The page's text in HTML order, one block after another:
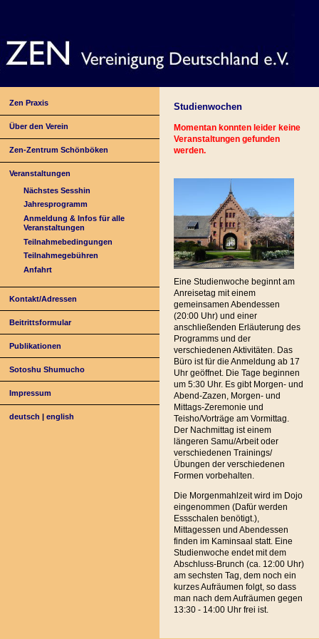
Zen Praxis
Über den Verein
Zen-Zentrum Schönböken
Veranstaltungen
Nächstes Sesshin
Jahresprogramm
Anmeldung & Infos für alle
Veranstaltungen
Teilnahmebedingungen
Teilnahmegebühren
Anfahrt
Kontakt/Adressen
Beitrittsformular
Publikationen
Sotoshu Shumucho
Impressum
deutsch |english
Studienwochen
Momentan konnten leider keine
Veranstaltungen gefunden
werden.
Eine Studienwoche beginnt am
Anreisetag mit einem
gemeinsamen Abendessen
(20:00 Uhr) und einer
anschließenden Erläuterung des
Programms und der
verschiedenen Aktivitäten. Das
Büro ist für die Anmeldung ab 17
Uhr geöffnet. Die Tage beginnen
um 5:30 Uhr. Es gibt Morgen- und
Abend-Zazen, Morgen- und
Mittags-Zeremonie und
Teisho/Vorträge am Vormittag.
Der Nachmittag ist einem
längeren Samu/Arbeit oder
verschiedenen Trainings/
Übungen der verschiedenen
Formen vorbehalten.
Die Morgenmahlzeit wird im Dojo
eingenommen (Dafür werden
Essschalen benötigt.),
Mittagessen und Abendessen
finden im Kaminsaal statt. Eine
Studienwoche endet mit dem
Abschluss-Brunch (ca. 12:00 Uhr)
am sechsten Tag, dem noch ein
kurzes Aufräumen folgt, so dass
man nach dem Aufräumen gegen
13:30 - 14:00 Uhr frei ist.